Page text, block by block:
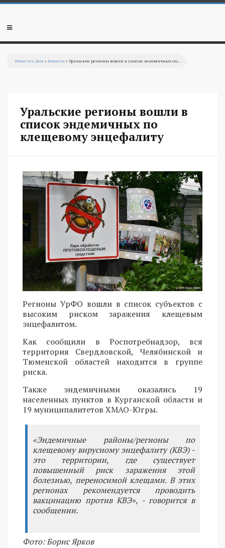
Перейти к основному содержанию
Мобильное
Повестка Дня »Новости » Уральские регионы вошли в список эндемичных по...
Уральские регионы вошли в
список эндемичных по
клещевому энцефалиту
Регионы УрФО вошли в список субъектов с
высоким риском заражения клещевым
энцефалитом.
Как сообщили в Роспотребнадзор, вся
территория Свердловской, Челябинской и
Тюменской областей находится в группе
риска.
Также эндемичными оказались 19
населенных пунктов в Курганской области и
19 муниципалитетов ХМАО-Югры.
«Эндемичные районы/регионы по
клещевому вирусному энцефалиту (КВЭ) -
это территории, где существует
повышенный риск заражения этой
болезнью, переносимой клещами. В этих
регионах рекомендуется проводить
вакцинацию против КВЭ», - говорится в
сообщении.
Фото: Борис Ярков